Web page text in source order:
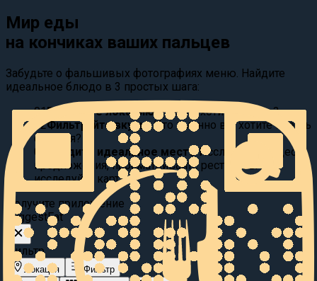
Мир еды
на кончиках ваших пальцев
Забудьте о фальшивых фотографиях меню. Найдите
идеальное блюдо в 3 простых шага:
01Выберите локацию:
Где вы хотите поесть?
02Фильтруйте вкусы: Что именно вы хотите съесть
сегодня?
03
Найдите идеальное место Исследуйте видео
предложения, просматривайте рестораны или
исследуйте карту.
Получите приложение
SuggestEat
Фильтр
Локация
Фильтр